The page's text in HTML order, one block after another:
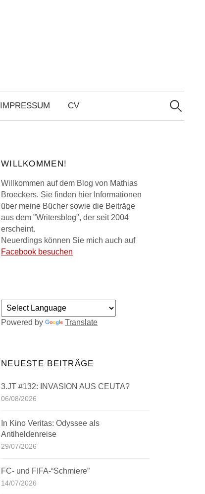
IMPRESSUM CV
Search
for:
WILLKOMMEN!
Willkommen auf dem Blog von Mathias
Broeckers. Sie finden hier Informationen
über meine Bücher sowie die Beiträge
aus dem "Writersblog", der seit 2004
erscheint.
Neuerdings können Sie mich auch auf
Facebook besuchen
Powered by Translate
NEUESTE BEITRÄGE
3.JT #132: INVASION AUS CEUTA?
06/08/2026
In Kino Veritas: Odyssee als
Antiheldenreise
29/07/2026
FC- und FIFA-“Schmiere”
14/07/2026